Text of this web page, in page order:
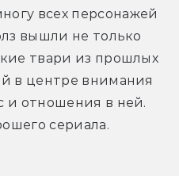
всех персонажей
вышли не только
твари из прошлых
в центре внимания
и отношения в ней.
сериала.